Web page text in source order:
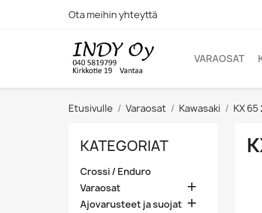
Ota meihin yhteyttä
VARAOSAT
Etusivulle Varaosat Kawasaki KX
KATEGORIAT
Crossi / Enduro
Varaosat

Ajovarusteet ja suojat 